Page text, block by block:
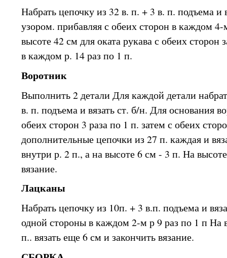
Набрать цепочку из 32 в. п. + 3 в. п. подъема и
узором. прибавляя с обеих сторон в каждом
высоте 42 см для оката рукава с обеих сторон
в каждом р. 14 раз по 1 п.
Воротник
Выполнить 2 детали Для каждой детали
в. п. подъема и вязать ст. б/н. Для основания
обеих сторон 3 раза по 1 п. затем с обеих
дополнительные цепочки из 27 п. каждая и
внутри р. 2 п., а на высоте 6 см - 3 п. На
вязание.
Лацканы
Набрать цепочку из 10п. + 3 в.п. подъема и
одной стороны в каждом 2-м р 9 раз по 1 п На
п.. вязать еще 6 см и закончить вязание.